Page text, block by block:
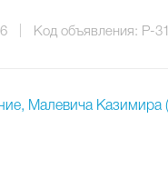
Код объявления: P-